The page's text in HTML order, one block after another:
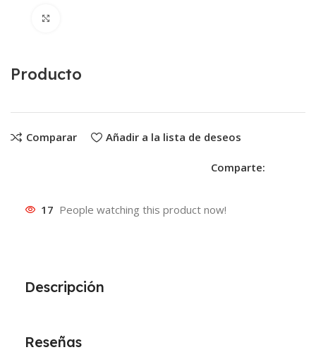
Producto
Comparar Añadir a la lista de deseos
Comparte:
17 People watching this product now!
Descripción
Reseñas